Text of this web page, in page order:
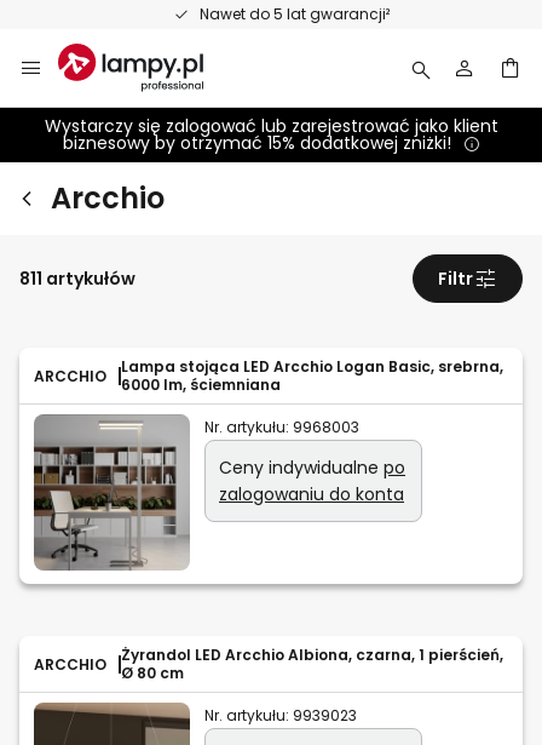
Nawet do 5 lat gwarancji²
treści
Wystarczy się zalogować lub zarejestrować jako klient
biznesowy by otrzymać 15% dodatkowej zniżki!
Arcchio
ARCCHIO
Lampa stojąca LED Arcchio Logan Basic, srebrna,
6000 lm, ściemniana
Nr. artykułu: 9968003
Ceny indywidualne po
zalogowaniu do konta
ARCCHIO
Żyrandol LED Arcchio Albiona, czarna, 1 pierścień,
Ø 80 cm
Nr. artykułu: 9939023
811 artykułów Filtr